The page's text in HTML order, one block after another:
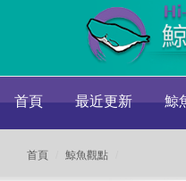
首頁 最近更新 鯨
首頁 鯨魚觀點